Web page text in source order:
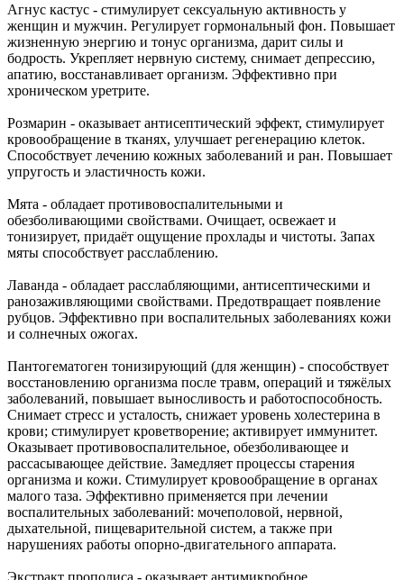
Агнус кастус - стимулирует сексуальную активность у
женщин и мужчин. Регулирует гормональный фон. Повышает
жизненную энергию и тонус организма, дарит силы и
бодрость. Укрепляет нервную систему, снимает депрессию,
апатию, восстанавливает организм. Эффективно при
хроническом уретрите.
Розмарин - оказывает антисептический эффект, стимулирует
кровообращение в тканях, улучшает регенерацию клеток.
Способствует лечению кожных заболеваний и ран. Повышает
упругость и эластичность кожи.
Мята - обладает противовоспалительными и
обезболивающими свойствами. Очищает, освежает и
тонизирует, придаёт ощущение прохлады и чистоты. Запах
мяты способствует расслаблению.
Лаванда - обладает расслабляющими, антисептическими и
ранозаживляющими свойствами. Предотвращает появление
рубцов. Эффективно при воспалительных заболеваниях кожи
и солнечных ожогах.
Пантогематоген тонизирующий (для женщин) - способствует
восстановлению организма после травм, операций и тяжёлых
заболеваний, повышает выносливость и работоспособность.
Снимает стресс и усталость, снижает уровень холестерина в
крови; стимулирует кроветворение; активирует иммунитет.
Оказывает противовоспалительное, обезболивающее и
рассасывающее действие. Замедляет процессы старения
организма и кожи. Стимулирует кровообращение в органах
малого таза. Эффективно применяется при лечении
воспалительных заболеваний: мочеполовой, нервной,
дыхательной, пищеварительной систем, а также при
нарушениях работы опорно-двигательного аппарата.
Экстракт прополиса - оказывает антимикробное,